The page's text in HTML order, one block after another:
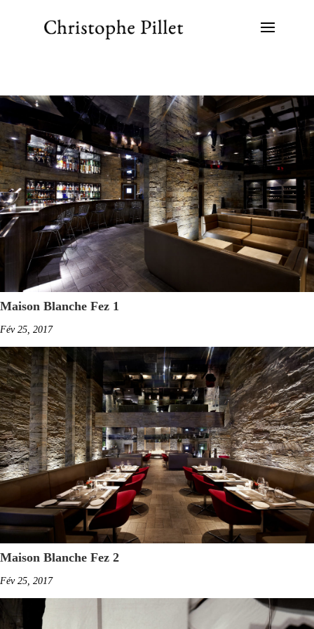
Maison Blanche Fez 1
Fév 25, 2017
Maison Blanche Fez 2
Fév 25, 2017